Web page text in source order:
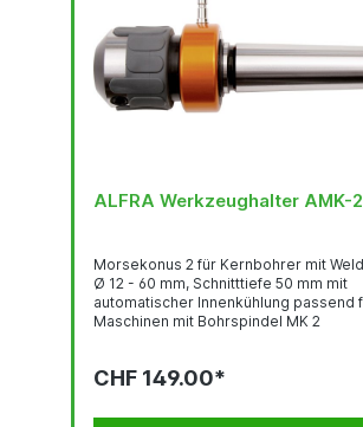
ALFRA Werkzeughalter AMK-
Morsekonus 2 für Kernbohrer mit
Ø 12 - 60 mm, Schnitttiefe 50 mm mit
automatischer Innenkühlung passend
Maschinen mit Bohrspindel MK 2
CHF 149.00*